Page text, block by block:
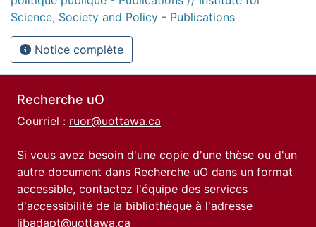
Science, Society and Policy - Publications
Notice complète
Recherche uO
Courriel : ruor@uottawa.ca
Si vous avez besoin d'une copie d'une thèse ou d'un
autre document dans Recherche uO dans un format
accessible, contactez l'équipe des services
d'accessibilité de la bibliothèque à l'adresse
libadapt@uottawa.ca